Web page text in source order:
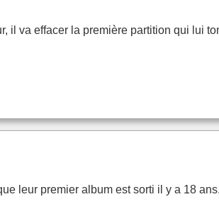
va effacer la première partition qui lui
leur premier album est sorti il y a 18